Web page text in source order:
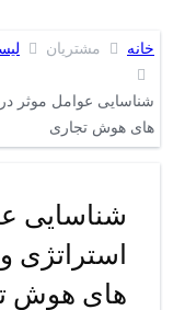
خانه مشتریان
شناسایی عوامل موثر
های هوش تجاری
شناسایی
های هوش